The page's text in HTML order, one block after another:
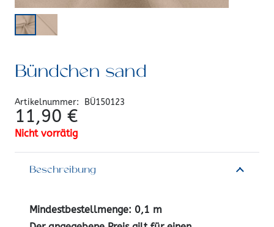
Bündchen sand
Artikelnummer: BÜ150123
11,90 €
Nicht vorrätig
Beschreibung
Mindestbestellmenge: 0,1 m